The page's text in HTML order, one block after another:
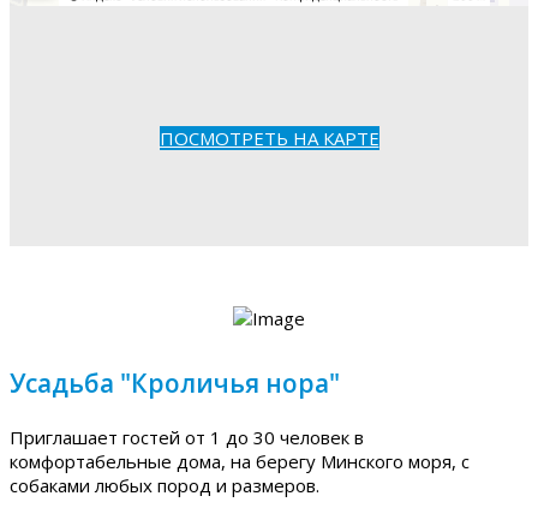
ПОСМОТРЕТЬ НА КАРТЕ
Усадьба "Кроличья нора"
Приглашает гостей от 1 до 30 человек в
комфортабельные дома, на берегу Минского моря, с
собаками любых пород и размеров.